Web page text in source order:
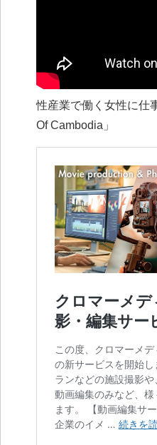
性産業で働く女性に仕
Of Cambodia」